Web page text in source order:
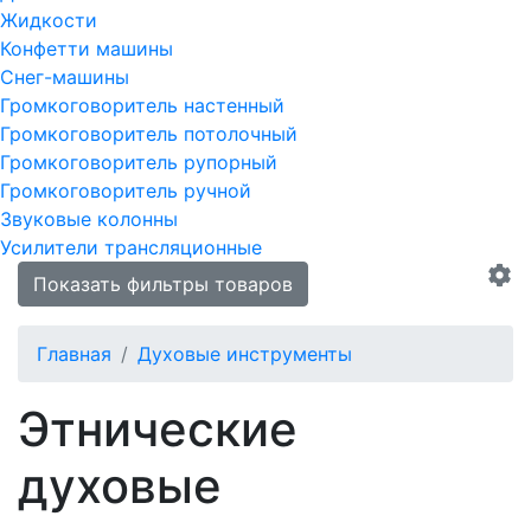
Жидкости
Конфетти машины
Снег-машины
Громкоговоритель настенный
Громкоговоритель потолочный
Громкоговоритель рупорный
Громкоговоритель ручной
Звуковые колонны
Усилители трансляционные
Показать фильтры товаров
Главная Духовые инструменты
Этнические
духовые